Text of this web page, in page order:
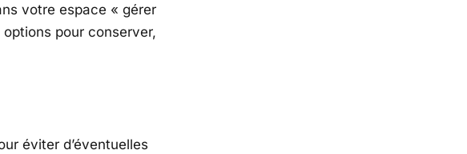
votre espace « gérer
pour conserver,
éviter d’éventuelles